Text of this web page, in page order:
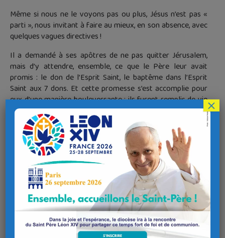
Même si nous ne le voyons pas ou plus, Jésus n’est pas «
parti », nous invitant à faire au mieux, en son absence, avec
quelques vagues directives !
Il a demandé à ses apôtres de ne pas quitter Jérusalem,
mais d’y attendre, ensemble, ce que le Père leur avait
promis : le don de l’Esprit Saint, le baptême dans l’Esprit
Saint aux 7 dons. Et cette promesse s’est accomplie pour
eux d’une manière bouleversante : ils furent remplis de vie
et de joie, d’assurance contagieuse, en vue de la grande
mission qui les attendait.
Cette force, nous la verrons à l’œuvre dans la célébration
des confirmations de la messe de la Pentecôte, dimanche
24 mai à 10h30 à Plouzané. Mais elle n’est évidemment pas
réservée aux nouveaux confirmés.
C’est de cette puissance de l’Esprit Saint que nous avons
aujourd’hui le plus grand besoin, chacun, personnellement,
mais aussi comme communauté.
Je vous propose donc de multiplier, d’ici à la Pentecôte, les
×